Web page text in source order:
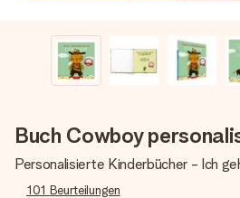
Buch Cowboy
Personalisierte Kinderbücher - Ich
101 Beurteilungen